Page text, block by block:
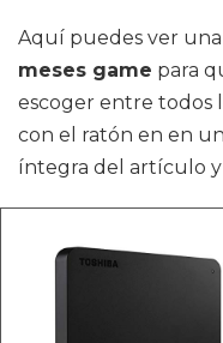
Aquí puedes ver
meses game para
escoger entre todos
con el ratón en en
íntegra del artículo y